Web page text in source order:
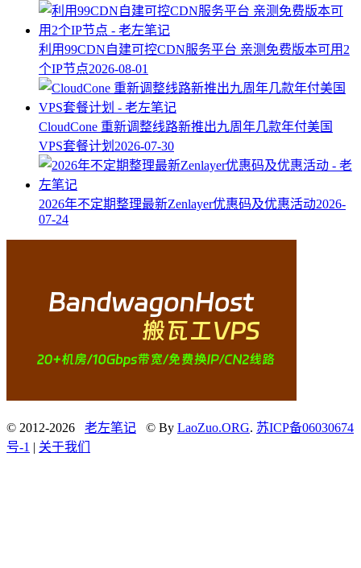
利用99CDN自建可控CDN服务平台 亲测免费版本可用2
个IP节点2026-08-01
CloudCone 重新调整线路新推出九周年几款年付美国
VPS套餐计划 2026-07-30
2026年不定期整理最新Zenlayer优惠码及优惠活动2026-
07-24
© 2012-2026 老左笔记 © By LaoZuo.ORG. 苏ICP备06030674
号-1 | 关于我们